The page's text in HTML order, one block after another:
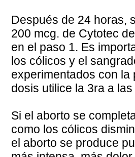
Después de 24 horas,
200 mcg. de Cytotec
en el paso 1. Es
los cólicos y el
experimentados con
dosis utilice la 3ra a
Si el aborto se
como los cólicos
el aborto se produce